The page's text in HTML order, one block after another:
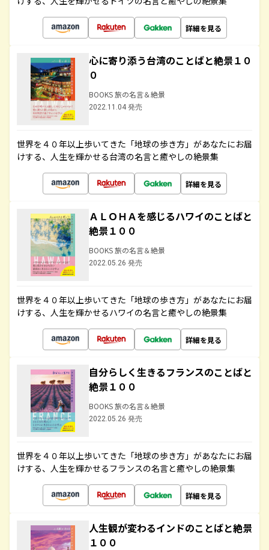
詳細を見る
心に寄り添う台湾のことばと絶景１０
０
BOOKS 旅の名言＆絶景
2022.11.04 発売
世界を４０年以上歩いてきた「地球の歩き方」があなたにお届
けする、人生を輝かせる台湾の名言と癒やしの絶景集
詳細を見る
ＡＬＯＨＡを感じるハワイのことばと
絶景１００
BOOKS 旅の名言＆絶景
2022.05.26 発売
世界を４０年以上歩いてきた「地球の歩き方」があなたにお届
けする、人生を輝かせるハワイの名言と癒やしの絶景集
詳細を見る
自分らしく生きるフランスのことばと
絶景１００
BOOKS 旅の名言＆絶景
2022.05.26 発売
世界を４０年以上歩いてきた「地球の歩き方」があなたにお届
けする、人生を輝かせるフランスの名言と癒やしの絶景集
詳細を見る
人生観が変わるインドのことばと絶景
１００